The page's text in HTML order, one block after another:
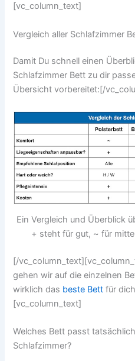
[vc_column_text]
Vergleich aller Schlafzimmer
Damit Du schnell einen
Schlafzimmer Bett zu dir
Übersicht vorbereitet:[/
Ein Vergleich und Überblick
+ steht für gut, ~ für
[/
gehen wir auf die einzelnen
wirklich das beste Bett für
[vc_column_text]
Welches Bett passt
Schlafzimmer?